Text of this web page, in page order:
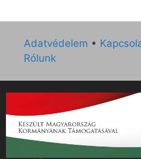
Adatvédelem •
Rólunk